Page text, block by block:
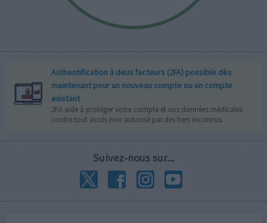
Authentification à deux facteurs (2FA) possible dès
maintenant pour un nouveau compte ou un compte
existant
2FA aide à protéger votre compte et vos données médicales
contre tout accès non autorisé par des tiers inconnus.
Suivez-nous sur...